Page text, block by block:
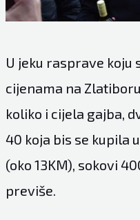
U jeku rasprave koju
cijenama na
koliko i cijela gajba,
40 koja bis se kupila
(oko 13KM), sokovi
previše.